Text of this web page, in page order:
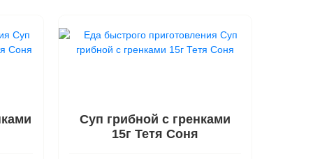
Суп грибной с гренками
15г Тетя Соня